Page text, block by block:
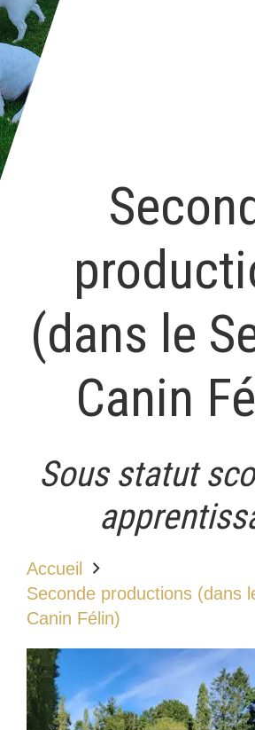
(dans le
Canin
Sous statut
Accueil
Seconde productions (dans
Canin Félin)